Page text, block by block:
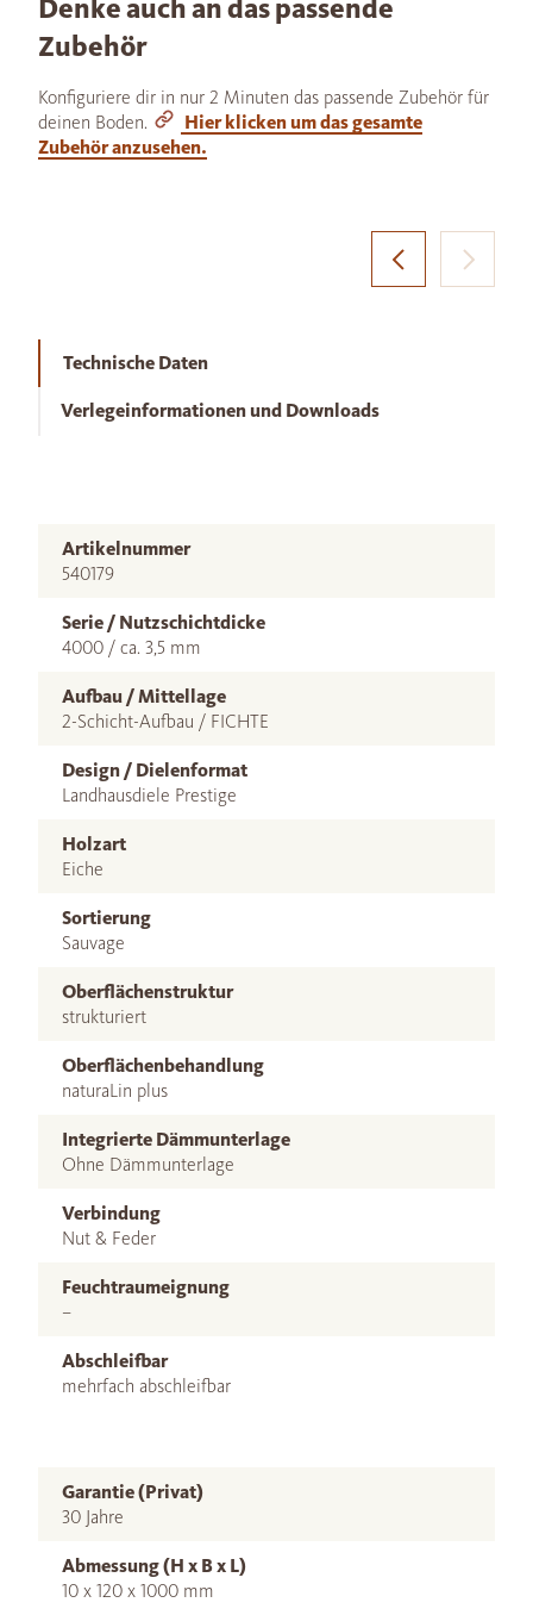
Denke auch an das passende
Zubehör
Konfiguriere dir in nur 2 Minuten das passende Zubehör für
deinen Boden.
Hier klicken um das gesamte
Zubehör anzusehen.
Technische Daten
Verlegeinformationen und Downloads
Artikelnummer
540179
Serie / Nutzschichtdicke
4000 / ca. 3,5 mm
Aufbau / Mittellage
2-Schicht-Aufbau / FICHTE
Design / Dielenformat
Landhausdiele Prestige
Holzart
Eiche
Sortierung
Sauvage
Oberflächenstruktur
strukturiert
Oberflächenbehandlung
naturaLin plus
Integrierte Dämmunterlage
Ohne Dämmunterlage
Verbindung
Nut & Feder
Feuchtraumeignung
–
Abschleifbar
mehrfach abschleifbar
Garantie (Privat)
30 Jahre
Abmessung (H x B x L)
10 x 120 x 1000 mm